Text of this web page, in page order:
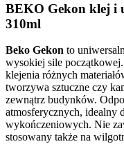
BEKO Gekon klej i
310ml
Beko Gekon to
wysokiej sile
klejenia różnych
tworzywa sztuczne czy
zewnątrz budynków.
atmosferycznych, idealny
wykończeniowych. Nie
stosowany także na